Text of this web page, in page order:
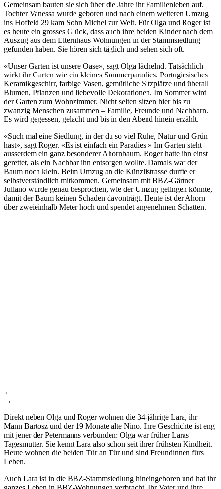
Gemeinsam bauten sie sich über die Jahre ihr Familienleben auf.
Tochter Vanessa wurde geboren und nach einem weiteren Umzug
ins Hoffeld 29 kam Sohn Michel zur Welt. Für Olga und Roger ist
es heute ein grosses Glück, dass auch ihre beiden Kinder nach dem
Auszug aus dem Elternhaus Wohnungen in der Stammsiedlung
gefunden haben. Sie hören sich täglich und sehen sich oft.
«Unser Garten ist unsere Oase», sagt Olga lächelnd. Tatsächlich
wirkt ihr Garten wie ein kleines Sommerparadies. Portugiesisches
Keramikgeschirr, farbige Vasen, gemütliche Sitzplätze und überall
Blumen, Pflanzen und liebevolle Dekorationen. Im Sommer wird
der Garten zum Wohnzimmer. Nicht selten sitzen hier bis zu
zwanzig Menschen zusammen – Familie, Freunde und Nachbarn.
Es wird gegessen, gelacht und bis in den Abend hinein erzählt.
«Such mal eine Siedlung, in der du so viel Ruhe, Natur und Grün
hast», sagt Roger. «Es ist einfach ein Paradies.» Im Garten steht
ausserdem ein ganz besonderer Ahornbaum. Roger hatte ihn einst
gerettet, als ein Nachbar ihn entsorgen wollte. Damals war der
Baum noch klein. Beim Umzug an die Künzlistrasse durfte er
selbstverständlich mitkommen. Gemeinsam mit BBZ-Gärtner
Juliano wurde genau besprochen, wie der Umzug gelingen könnte,
damit der Baum keinen Schaden davonträgt. Heute ist der Ahorn
über zweieinhalb Meter hoch und spendet angenehmen Schatten.
←
→
Direkt neben Olga und Roger wohnen die 34-jährige Lara, ihr
Mann Bartosz und der 19 Monate alte Nino. Ihre Geschichte ist eng
mit jener der Petermanns verbunden: Olga war früher Laras
Tagesmutter. Sie kennt Lara also schon seit ihrer frühsten Kindheit.
Heute wohnen die beiden Tür an Tür und sind Freundinnen fürs
Leben.
Auch Lara ist in die BBZ-Stammsiedlung hineingeboren und hat ihr